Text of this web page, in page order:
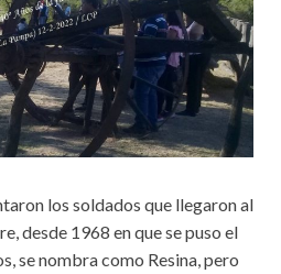
los soldados que llegaron al
desde 1968 en que se puso el
se nombra como Resina, pero